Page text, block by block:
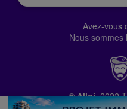
Avez-vous
Nous sommes
© Alloj.2022